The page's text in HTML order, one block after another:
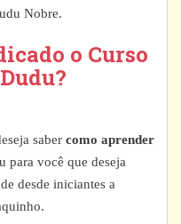
Nobre.
o Curso
sabercomo aprender
para você que deseja
desde iniciantes a